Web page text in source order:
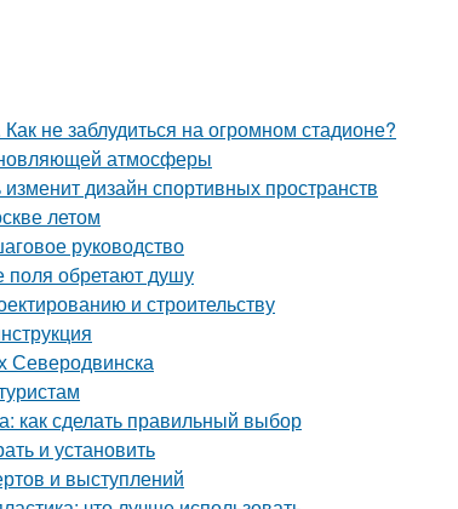
не заблудиться на огромном стадионе?
атмосферы
дизайн спортивных пространств
летом
руководство
поля обретают душу
и строительству
Северодвинска
как сделать правильный выбор
и установить
и выступлений